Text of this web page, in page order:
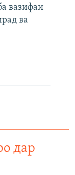
вазифаи
ва
дар